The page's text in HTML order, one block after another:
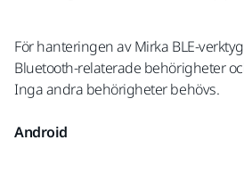
För hanteringen av Mirka BLE-
Bluetooth-relaterade behörigheter
Inga andra behörigheter behövs.
Android